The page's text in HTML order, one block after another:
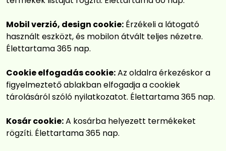
Mobil verzió, design cookie: Érzékeli a látogató
használt eszközt, és mobilon átvált teljes nézetre.
Élettartama 365 nap.
Cookie elfogadás cookie:Az oldalra érkezéskor a
figyelmeztető ablakban elfogadja a cookiek
tárolásáról szóló nyilatkozatot. Élettartama 365 nap.
Kosár cookie:A kosárba helyezett termékeket
rögzíti. Élettartama 365 nap.